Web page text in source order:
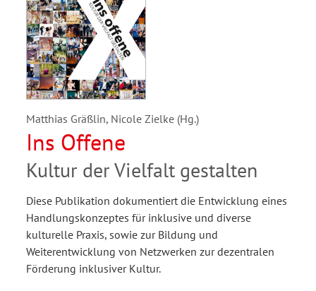
Matthias Gräßlin, Nicole Zielke (Hg.)
Ins Offene
Kultur der Vielfalt gestalten
Diese Publikation dokumentiert die Entwicklung eines
Handlungskonzeptes für inklusive und diverse
kulturelle Praxis, sowie zur Bildung und
Weiterentwicklung von Netzwerken zur dezentralen
Förderung inklusiver Kultur.